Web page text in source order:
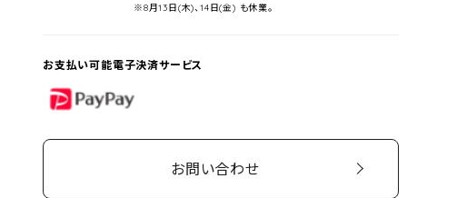
※8月13日(木)、14日(金) も休業。
お支払い可能電子決済サービス
PayPay
お問い合わせ